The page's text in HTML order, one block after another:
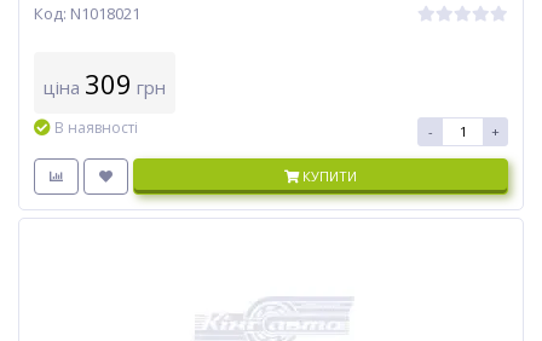
Код: N1018021
ціна 309 грн
В наявності - +
КУПИТИ